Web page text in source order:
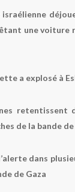
israélienne
une voiture
a explosé à
retentissent
de la bande de
dans
de Gaza